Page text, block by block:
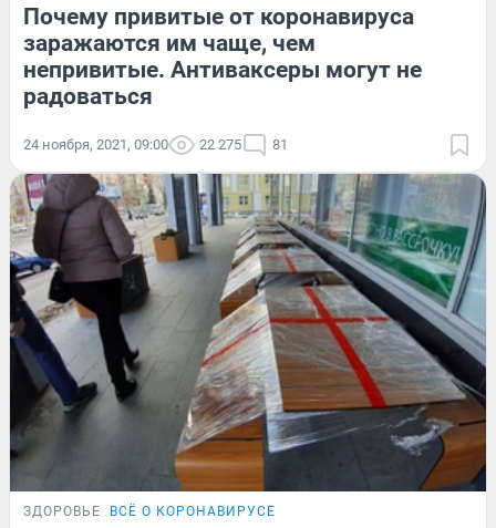
Почему привитые от коронавируса
заражаются им чаще, чем
непривитые. Антиваксеры могут не
радоваться
24 ноября, 2021, 09:00 22 275 81
ЗДОРОВЬЕ ВСЁ О КОРОНАВИРУСЕ